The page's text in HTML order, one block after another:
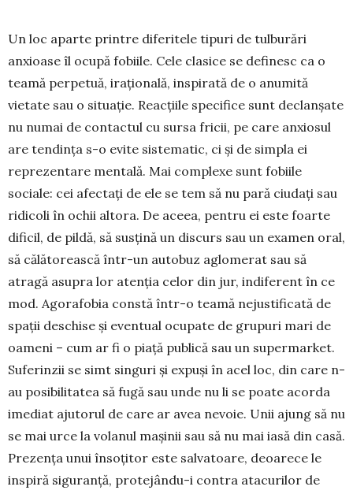
Un loc aparte printre diferitele tipuri de tul­bu­rări
anxioase îl ocupă fobiile. Cele clasice se defi­nesc ca o
teamă perpetuă, irațională, inspirată de o anumită
vietate sau o situație. Reacțiile speci­fice sunt declanșate
nu numai de contactul cu sur­sa fricii, pe care anxiosul
are tendința s-o evite siste­matic, ci și de simpla ei
reprezentare mentală. Mai complexe sunt fobiile
sociale: cei afectați de ele se tem să nu pară ciudați sau
ridicoli în ochii al­tora. De aceea, pentru ei este foarte
dificil, de pil­dă, să susțină un discurs sau un examen oral,
să că­lă­torească într-un autobuz aglomerat sau să
atragă asupra lor atenția celor din jur, indiferent în ce
mod. Agorafobia constă într-o teamă nejus­tificată de
spații deschise și eventual ocupate de grupuri mari de
oameni – cum ar fi o piață publică sau un supermarket.
Suferinzii se simt singuri și expuși în acel loc, din care n-
au posibilitatea să fugă sau unde nu li se poate acor­­da
imediat ajuto­rul de care ar avea nevoie. Unii ajung să nu
se mai urce la volanul mașinii sau să nu mai iasă din casă.
Prezența unui însoțitor este salvatoare, deoarece le
inspiră siguranță, pro­te­jân­du-i contra atacurilor de